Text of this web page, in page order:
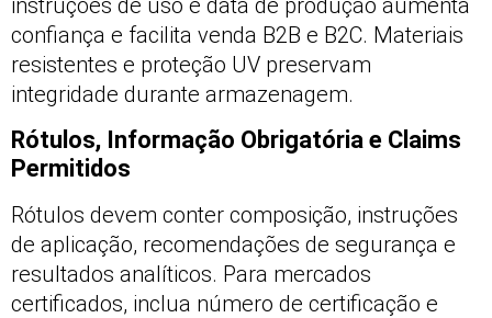
instruções de uso e data de produção aumenta
confiança e facilita venda B2B e B2C. Materiais
resistentes e proteção UV preservam
integridade durante armazenagem.
Rótulos, Informação Obrigatória e Claims
Permitidos
Rótulos devem conter composição, instruções
de aplicação, recomendações de segurança e
resultados analíticos. Para mercados
certificados, inclua número de certificação e